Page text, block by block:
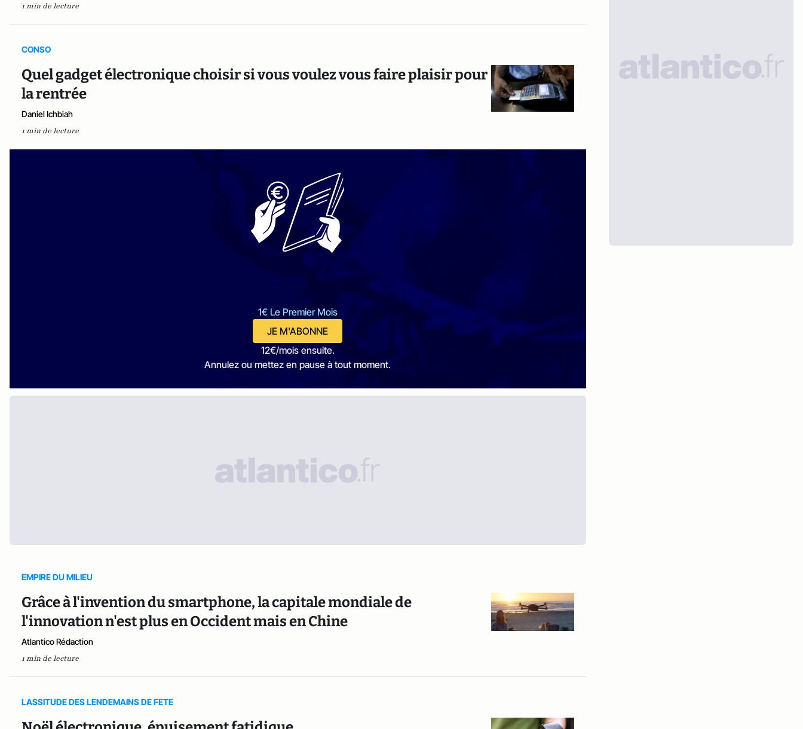
1 min de lecture
CONSO
Quel gadget électronique choisir si vous voulez vous faire plaisir pour
la rentrée
Daniel Ichbiah
1 min de lecture
1€ Le Premier Mois
JE M'ABONNE
12€/mois ensuite.
Annulez ou mettez en pause à tout moment.
EMPIRE DU MILIEU
Grâce à l'invention du smartphone, la capitale mondiale de
l'innovation n'est plus en Occident mais en Chine
Atlantico Rédaction
1 min de lecture
LASSITUDE DES LENDEMAINS DE FETE